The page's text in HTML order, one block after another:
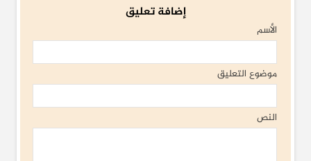
إضافة تعليق
الأسم
موضوع التعليق
النص